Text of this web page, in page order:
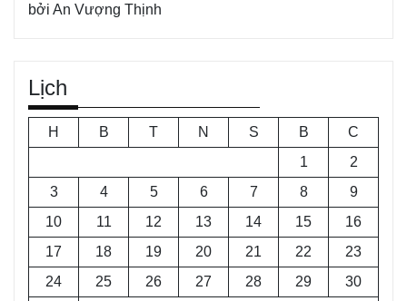
bởi An Vượng Thịnh
Lịch
H B T N S B
C
1
2
3
4 5 6 7 8
9
10
11 12 13 14 15
16
17
18 19 20 21 22
23
24
25 26 27 28 29
30